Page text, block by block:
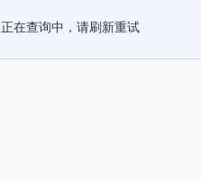
正在查询中，请刷新重试